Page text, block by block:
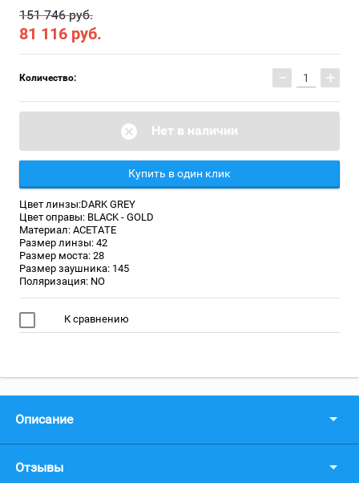
151 746 руб.
81 116 руб.
Количество: − +
Нет в наличии
Купить в один клик
Цвет линзы:DARK GREY
Цвет оправы: BLACK - GOLD
Материал: ACETATE
Размер линзы: 42
Размер моста: 28
Размер заушника: 145
Поляризация: NO
К сравнению
Описание
Отзывы